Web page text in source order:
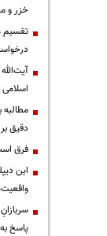
خزر و
تقسیم
اسلامی
دقیق
فرق
این
پاسخ